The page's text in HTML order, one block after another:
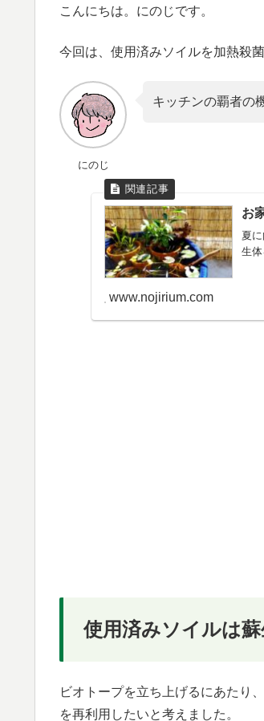
こんにちは。にのじです。
今回は、使用済みソイルを加熱殺
にのじ
キッチンの覇者の
お
夏
生体
www.nojirium.com
使用済みソイルは
ビオトープを立ち上げるにあたり
を再利用したいと考えました。